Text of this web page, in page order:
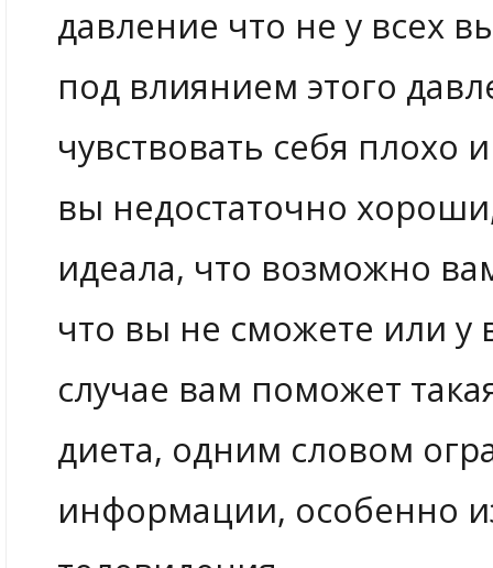
давление что не у всех
под влиянием этого
чувствовать себя плохо
вы недостаточно
идеала, что возможно
что вы не сможете или у
случае вам поможет
диета, одним словом
информации, особенно